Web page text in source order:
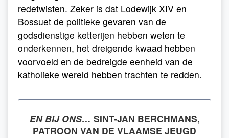
redetwisten. Zeker is dat Lodewijk XIV en
Bossuet de politieke gevaren van de
godsdienstige ketterijen hebben weten te
onderkennen, het dreigende kwaad hebben
voorvoeld en de bedreigde eenheid van de
katholieke wereld hebben trachten te redden.
EN BIJ ONS… SINT-JAN BERCHMANS,
PATROON VAN DE VLAAMSE JEUGD